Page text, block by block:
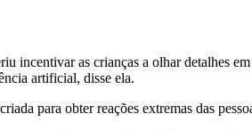
incentivar as crianças a olhar detalhes
artificial, disse ela.
para obter reações extremas das